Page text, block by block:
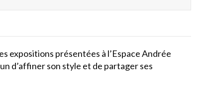
expositions présentées à l’Espace Andrée
d’affiner son style et de partager ses